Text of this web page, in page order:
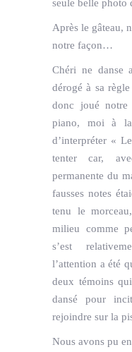
seule belle
Après le gâteau,
notre façon…
Chéri ne danse
dérogé à sa
donc joué notre
piano, moi à la
d’interpréter «
tenter car,
permanente du
fausses notes
tenu le
milieu comme
s’est
l’attention a été
deux témoins
dansé pour
rejoindre sur la
Nous avons pu